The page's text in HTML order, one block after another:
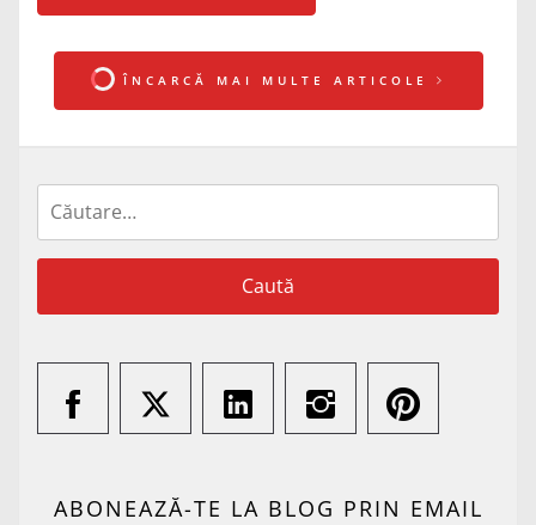
ÎNCARCĂ MAI MULTE ARTICOLE
după:
ABONEAZĂ-TE LA BLOG PRIN EMAIL